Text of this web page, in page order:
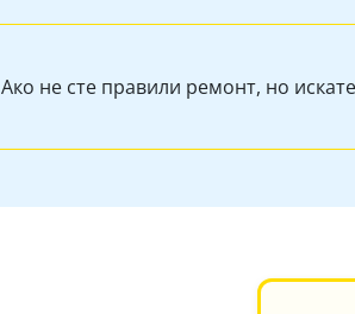
Ако не сте правили ремонт, но